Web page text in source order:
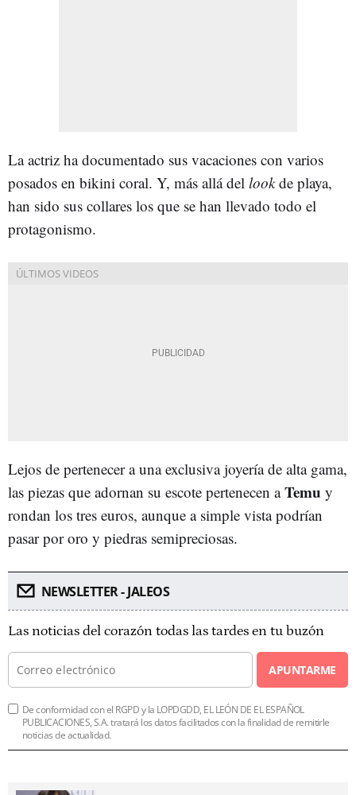
La actriz ha documentado sus vacaciones con varios
posados en bikini coral. Y, más allá del lookde playa,
han sido sus collares los que se han llevado todo el
protagonismo.
Lejos de pertenecer a una exclusiva joyería de alta gama,
las piezas que adornan su escote pertenecen aTemu y
rondan los tres euros, aunque a simple vista podrían
pasar por oro y piedras semipreciosas.
NEWSLETTER - JALEOS
Las noticias del corazón todas las tardes en tu buzón
APUNTARME
De conformidad con el RGPD y la LOPDGDD, EL LEÓN DE EL ESPAÑOL
PUBLICACIONES, S.A. tratará los datos facilitados con la finalidad de remitirle
noticias de actualidad.